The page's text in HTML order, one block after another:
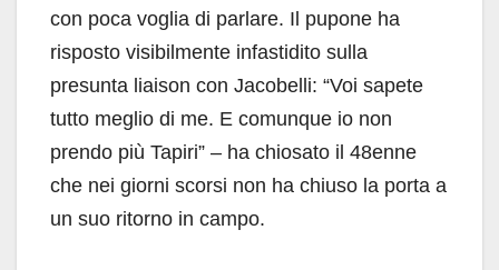
con poca voglia di parlare. Il pupone ha
risposto visibilmente infastidito sulla
presunta liaison con Jacobelli: “Voi sapete
tutto meglio di me. E comunque io non
prendo più Tapiri” – ha chiosato il 48enne
che nei giorni scorsi non ha chiuso la porta a
un suo ritorno in campo.